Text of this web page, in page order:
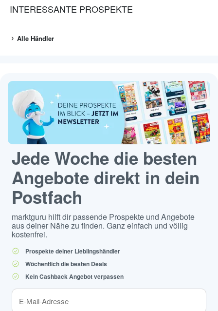
INTERESSANTE PROSPEKTE
Alle Händler
Jede Woche die besten
Angebote direkt in dein
Postfach
marktguru hilft dir passende Prospekte und Angebote
aus deiner Nähe zu finden. Ganz einfach und völlig
kostenfrei.
Prospekte deiner Lieblingshändler
Wöchentlich die besten Deals
Kein Cashback Angebot verpassen